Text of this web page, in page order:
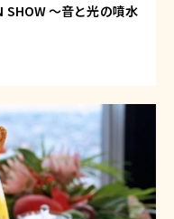
SHOW ～音と光の噴水